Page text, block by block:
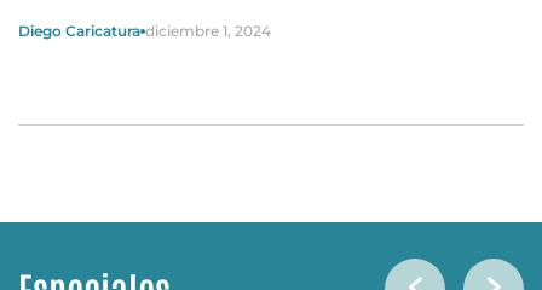
Diego Caricatura diciembre 1, 2024